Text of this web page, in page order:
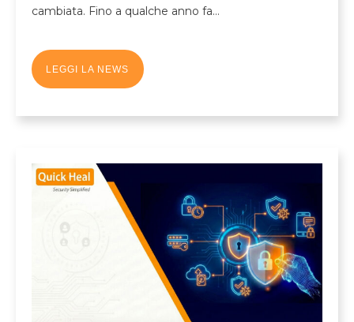
cambiata. Fino a qualche anno fa…
LEGGI LA NEWS